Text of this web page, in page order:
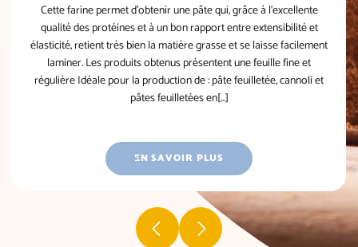
Cette farine permet d’obtenir une pâte qui, grâce à l’excellente
qualité des protéines et à un bon rapport entre extensibilité et
élasticité, retient très bien la matière grasse et se laisse facilement
laminer. Les produits obtenus présentent une feuille fine et
régulière Idéale pour la production de : pâte feuilletée, cannoli et
pâtes feuilletées en[...]
EN SAVOIR PLUS